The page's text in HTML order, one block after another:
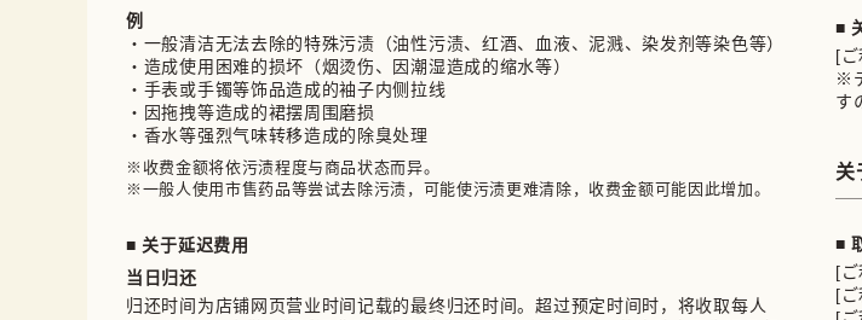
例
・一般清洁无法去除的特殊污渍（油性污渍、红酒、血液、泥溅、染发剂等染色等）
・造成使用困难的损坏（烟烫伤、因潮湿造成的缩水等）
・手表或手镯等饰品造成的袖子内侧拉线
・因拖拽等造成的裙摆周围磨损
・香水等强烈气味转移造成的除臭处理
※收费金额将依污渍程度与商品状态而异。
※一般人使用市售药品等尝试去除污渍，可能使污渍更难清除，收费金额可能因此增加。
■ 关于延迟费用
当日归还
归还时间为店铺网页营业时间记载的最终归还时间。超过预定时间时，将收取每人
■
[ご
※
す
关
■
[
[